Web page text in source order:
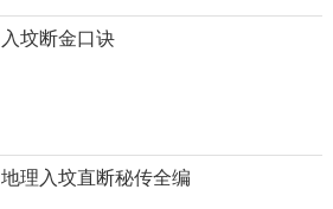
入坟断金口诀
地理入坟直断秘传全编